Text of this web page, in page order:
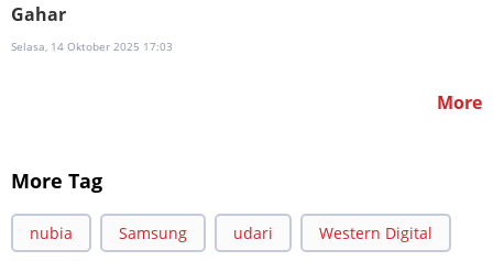
Gahar
Selasa, 14 Oktober 2025 17:03
More
More Tag
nubia Samsung udari Western Digital